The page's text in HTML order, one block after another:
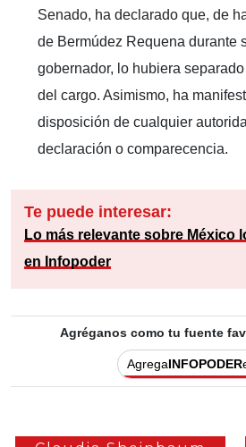
Senado, ha declarado que, de
de Bermúdez Requena durante
gobernador, lo hubiera
del cargo. Asimismo, ha
disposición de cualquier
declaración o comparecencia.
Te puede interesar:
Lo más relevante sobre México
en Infopoder
Agréganos como tu fuente
AgregaINFOPODER